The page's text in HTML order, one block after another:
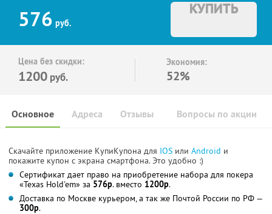
576 руб.
КУПИТЬ
Цена без скидки:
1200 руб.
Экономия:
52%
Основное Отзывы Вопросы по акции
Адреса
Скачайте приложение КупиКупона для IOS или Android и
покажите купон с экрана смартфона. Это удобно :)
Сертификат дает право на приобретение набора для покера
«Texas Hold'em» за 576р. вместо 1200р.
Доставка по Москве курьером, а так же Почтой России по РФ —
300р.